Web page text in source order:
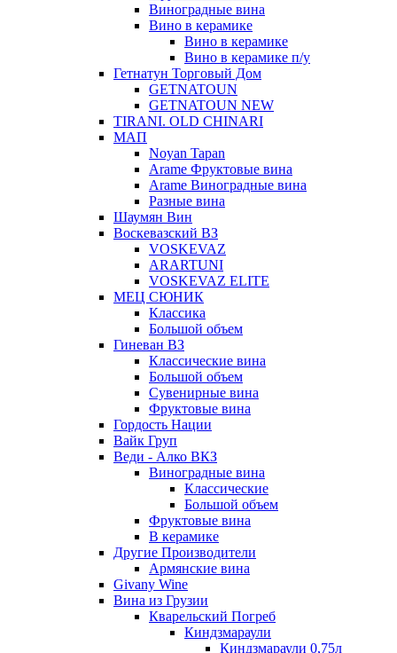
Виноградные вина
Вино в керамике
Вино в керамике
Вино в керамике п/у
Гетнатун Торговый Дом
GETNATOUN
GETNATOUN NEW
TIRANI. OLD CHINARI
МАП
Noyan Tapan
Arame Фруктовые вина
Arame Виноградные вина
Разные вина
Шаумян Вин
Воскевазский ВЗ
VOSKEVAZ
ARARTUNI
VOSKEVAZ ELITE
МЕЦ СЮНИК
Классика
Большой объем
Гиневан ВЗ
Классические вина
Большой объем
Сувенирные вина
Фруктовые вина
Гордость Нации
Вайк Груп
Веди - Алко ВКЗ
Виноградные вина
Классические
Большой объем
Фруктовые вина
В керамике
Другие Производители
Армянские вина
Givany Wine
Вина из Грузии
Кварельский Погреб
Киндзмараули
Киндзмараули 0,75л